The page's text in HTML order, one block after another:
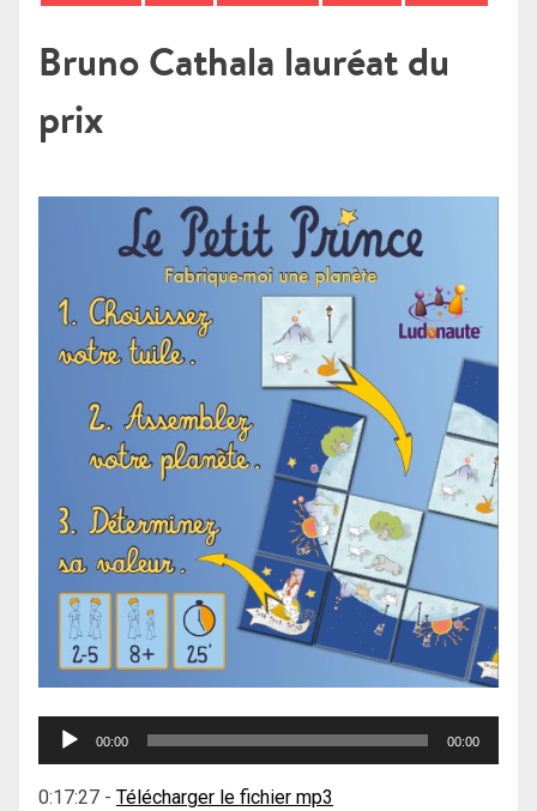
Bruno Cathala lauréat du
prix
Lecteur
00:00 00:00
0:17:27 - Télécharger le fichier mp3